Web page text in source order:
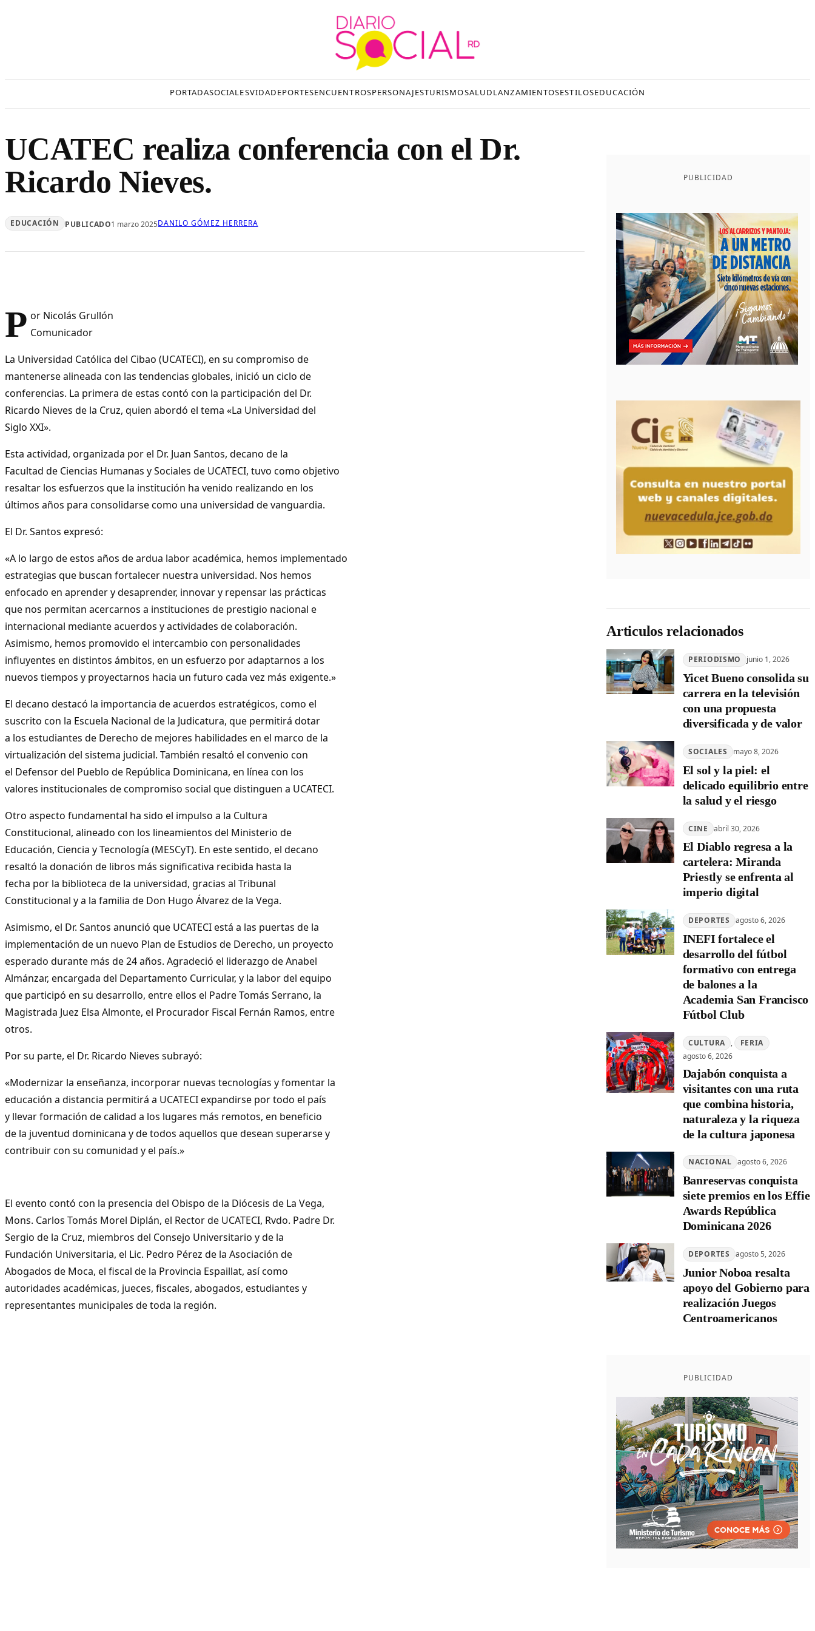
PORTADASOCIALESVIDADEPORTESENCUENTROSPERSONAJESTURISMOSALUDLANZAMIENTOSESTILOSEDUCACIÓN
UCATEC realiza conferencia con el Dr.
Ricardo Nieves.
EDUCACIÓN PUBLICADO1 marzo 2025DANILO GÓMEZ HERRERA
P or Nicolás Grullón
Comunicador
La Universidad Católica del Cibao (UCATECI), en su compromiso de
mantenerse alineada con las tendencias globales, inició un ciclo de
conferencias. La primera de estas contó con la participación del Dr.
Ricardo Nieves de la Cruz, quien abordó el tema «La Universidad del
Siglo XXI».
Esta actividad, organizada por el Dr. Juan Santos, decano de la
Facultad de Ciencias Humanas y Sociales de UCATECI, tuvo como objetivo
resaltar los esfuerzos que la institución ha venido realizando en los
últimos años para consolidarse como una universidad de vanguardia.
El Dr. Santos expresó:
«A lo largo de estos años de ardua labor académica, hemos implementado
estrategias que buscan fortalecer nuestra universidad. Nos hemos
enfocado en aprender y desaprender, innovar y repensar las prácticas
que nos permitan acercarnos a instituciones de prestigio nacional e
internacional mediante acuerdos y actividades de colaboración.
Asimismo, hemos promovido el intercambio con personalidades
influyentes en distintos ámbitos, en un esfuerzo por adaptarnos a los
nuevos tiempos y proyectarnos hacia un futuro cada vez más exigente.»
El decano destacó la importancia de acuerdos estratégicos, como el
suscrito con la Escuela Nacional de la Judicatura, que permitirá dotar
a los estudiantes de Derecho de mejores habilidades en el marco de la
virtualización del sistema judicial. También resaltó el convenio con
el Defensor del Pueblo de República Dominicana, en línea con los
valores institucionales de compromiso social que distinguen a UCATECI.
Otro aspecto fundamental ha sido el impulso a la Cultura
Constitucional, alineado con los lineamientos del Ministerio de
Educación, Ciencia y Tecnología (MESCyT). En este sentido, el decano
resaltó la donación de libros más significativa recibida hasta la
fecha por la biblioteca de la universidad, gracias al Tribunal
Constitucional y a la familia de Don Hugo Álvarez de la Vega.
Asimismo, el Dr. Santos anunció que UCATECI está a las puertas de la
implementación de un nuevo Plan de Estudios de Derecho, un proyecto
esperado durante más de 24 años. Agradeció el liderazgo de Anabel
Almánzar, encargada del Departamento Curricular, y la labor del equipo
que participó en su desarrollo, entre ellos el Padre Tomás Serrano, la
Magistrada Juez Elsa Almonte, el Procurador Fiscal Fernán Ramos, entre
otros.
Por su parte, el Dr. Ricardo Nieves subrayó:
«Modernizar la enseñanza, incorporar nuevas tecnologías y fomentar la
educación a distancia permitirá a UCATECI expandirse por todo el país
y llevar formación de calidad a los lugares más remotos, en beneficio
de la juventud dominicana y de todos aquellos que desean superarse y
contribuir con su comunidad y el país.»
El evento contó con la presencia del Obispo de la Diócesis de La Vega,
Mons. Carlos Tomás Morel Diplán, el Rector de UCATECI, Rvdo. Padre Dr.
Sergio de la Cruz, miembros del Consejo Universitario y de la
Fundación Universitaria, el Lic. Pedro Pérez de la Asociación de
Abogados de Moca, el fiscal de la Provincia Espaillat, así como
autoridades académicas, jueces, fiscales, abogados, estudiantes y
representantes municipales de toda la región.
PUBLICIDAD
Articulos relacionados
PERIODISMO junio 1, 2026
Yicet Bueno consolida su
carrera en la televisión
con una propuesta
diversificada y de valor
SOCIALES mayo 8, 2026
El sol y la piel: el
delicado equilibrio entre
la salud y el riesgo
CINE abril 30, 2026
El Diablo regresa a la
cartelera: Miranda
Priestly se enfrenta al
imperio digital
DEPORTES agosto 6, 2026
INEFI fortalece el
desarrollo del fútbol
formativo con entrega
de balones a la
Academia San Francisco
Fútbol Club
CULTURA ,
FERIA
agosto 6, 2026
Dajabón conquista a
visitantes con una ruta
que combina historia,
naturaleza y la riqueza
de la cultura japonesa
NACIONAL agosto 6, 2026
Banreservas conquista
siete premios en los Effie
Awards República
Dominicana 2026
DEPORTES agosto 5, 2026
Junior Noboa resalta
apoyo del Gobierno para
realización Juegos
Centroamericanos
PUBLICIDAD